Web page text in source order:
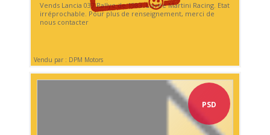
Vends Lancia 037 Rallye de 1983. Livrée Martini Racing. Etat
irréprochable. Pour plus de renseignement, merci de
nous contacter
Vendu par : DPM Motors
PSD